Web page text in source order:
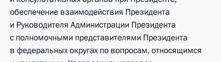
обеспечение взаимодействия Президента
и Руководителя Администрации Президента
с полномочными представителями Президента
в федеральных округах по вопросам, относящимся